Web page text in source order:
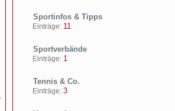
Sportinfos & Tipps
Einträge: 11
Sportverbände
Einträge: 1
Tennis & Co.
Einträge: 3